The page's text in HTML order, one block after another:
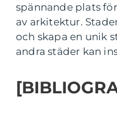
spännande plats
av arkitektur.
och skapa en unik
andra städer kan